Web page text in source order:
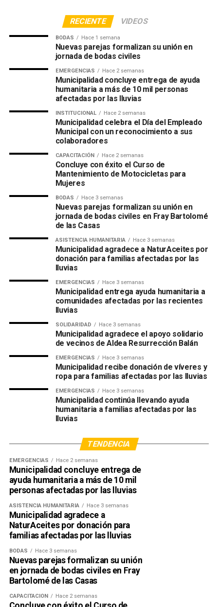
Inician Capacitaciones sobre Gestión de Residuos
Capacitación con COCODES sobre Gestión de
Residuos y Adaptación al Cambio Climático
RECIENTE VIDEOS
BODAS Hace 1 semana
Nuevas parejas formalizan su unión en
jornada de bodas civiles
EMERGENCIAS Hace 2 semanas
Municipalidad concluye entrega de ayuda
humanitaria a más de 10 mil personas
afectadas por las lluvias
INSTITUCIONAL Hace 2 semanas
Municipalidad celebra el Día del Empleado
Municipal con un reconocimiento a sus
colaboradores
CAPACITACIÓN Hace 2 semanas
Concluye con éxito el Curso de
Mantenimiento de Motocicletas para
Mujeres
BODAS Hace 3 semanas
Nuevas parejas formalizan su unión en
jornada de bodas civiles en Fray Bartolomé
de las Casas
ASISTENCIA HUMANITARIA Hace 3 semanas
Municipalidad agradece a NaturAceites por
donación para familias afectadas por las
lluvias
EMERGENCIAS Hace 3 semanas
Municipalidad entrega ayuda humanitaria a
comunidades afectadas por las recientes
lluvias
SOLIDARIDAD Hace 3 semanas
Municipalidad agradece el apoyo solidario
de vecinos de Aldea Resurrección Balán
EMERGENCIAS Hace 3 semanas
Municipalidad recibe donación de víveres y
ropa para familias afectadas por las lluvias
EMERGENCIAS Hace 3 semanas
Municipalidad continúa llevando ayuda
humanitaria a familias afectadas por las
lluvias
TENDENCIA
EMERGENCIAS Hace 2 semanas
Municipalidad concluye entrega de
ayuda humanitaria a más de 10 mil
personas afectadas por las lluvias
ASISTENCIA HUMANITARIA Hace 3 semanas
Municipalidad agradece a
NaturAceites por donación para
familias afectadas por las lluvias
BODAS Hace 3 semanas
Nuevas parejas formalizan su unión
en jornada de bodas civiles en Fray
Bartolomé de las Casas
CAPACITACIÓN Hace 2 semanas